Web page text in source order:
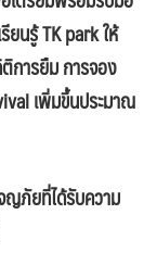
ยนรู้TK park ให้
การยืม การจอง
เพิ่มขึ้นประมาณ
ญภัยที่ได้รับความ